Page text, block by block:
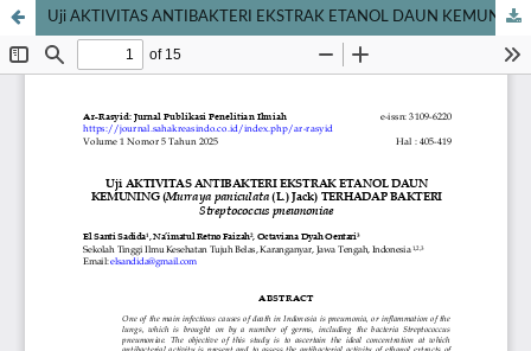
Uji AKTIVITAS ANTIBAKTERI EKSTRAK ETANOL DAUN KEMUNING (Murraya paniculata (L.) Jack) TERHADAP BAKTERI Streptococcus pneumoniae